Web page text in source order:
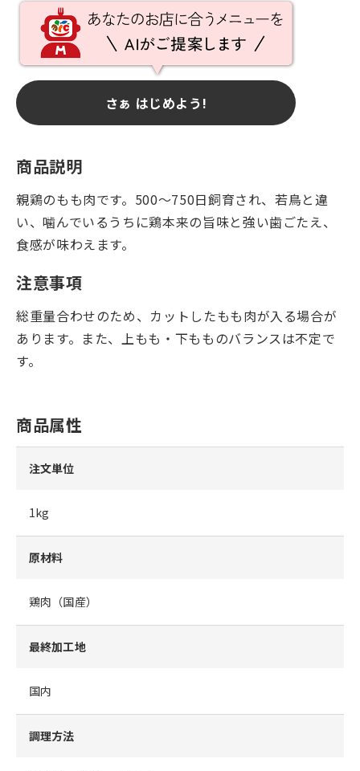
さぁ はじめよう!
商品説明
親鶏のもも肉です。500～750日飼育され、若鳥と違
い、噛んでいるうちに鶏本来の旨味と強い歯ごたえ、
食感が味わえます。
注意事項
総重量合わせのため、カットしたもも肉が入る場合が
あります。また、上もも・下もものバランスは不定で
す。
商品属性
注文単位
1kg
原材料
鶏肉（国産）
最終加工地
国内
調理方法